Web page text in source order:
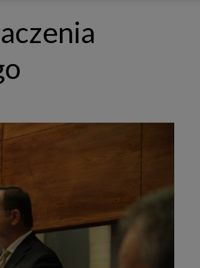
z Twojej strony, ale możesz mu się w każdej chwili sprzeciwić. O ile nie
zmian ustawień w Twojej przeglądarce, podmioty z Grupy SAGIER
pliki cookies i podobne oraz odczytywać informacje z takich
w akapicie „Cookies” pod koniec tej informacji.
z Grupy SAGIER czyli podmioty z grupy kapitałowej SAGIER, w
ul. Cegielniana 18c/3, 35-310 Rzeszów oraz Podmioty Zależne. Ponadto, w
prosimy, administratorami Twoich danych osobowych będą także nasi
możesz sprawdzić w każdym momencie na stronie naszej
cofnąć swoje zgody.
celach:
danej usługi (np. usługi zapewniającej Ci możliwość zapoznania się
o treść regulaminu tego serwisu), to możemy przetwarzać Twoje dane w